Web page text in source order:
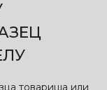
товарища или